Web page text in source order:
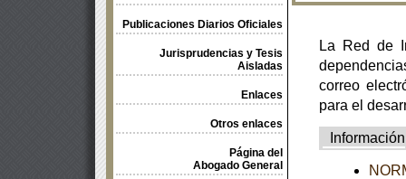
Publicaciones Diarios Oficiales
Jurisprudencias y Tesis
Aisladas
Enlaces
Otros enlaces
Página del
Abogado General
La Red de
correo
para el
Información